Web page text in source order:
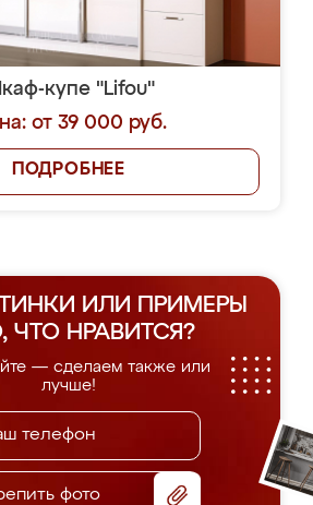
купе "Lifou"
от 39 000 руб.
ПОДРОБНЕЕ
ИЛИ ПРИМЕРЫ
ЧТО НРАВИТСЯ?
— сделаем также или
лучше!
фото